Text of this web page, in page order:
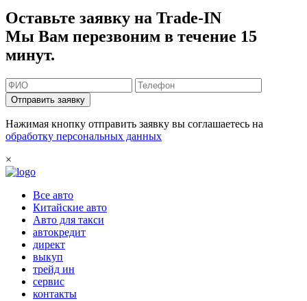
Оставьте заявку на Trade-IN
Мы Вам перезвоним в течение 15
минут.
Отправить заявку
Нажимая кнопку отправить заявку вы соглашаетесь на
обработку персональных данных
×
Все авто
Китайские авто
Авто для такси
автокредит
директ
выкуп
трейд ин
сервис
контакты